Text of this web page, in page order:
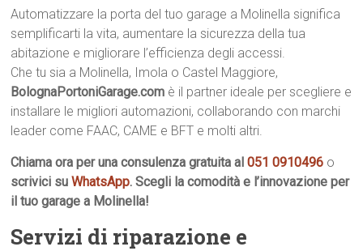
Automatizzare la porta del tuo garage a Molinella significa
semplificarti la vita, aumentare la sicurezza della tua
abitazione e migliorare l’efficienza degli accessi.
Che tu sia a Molinella, Imola o Castel Maggiore,
BolognaPortoniGarage.com è il partner ideale per scegliere e
installare le migliori automazioni, collaborando con marchi
leader come FAAC, CAME e BFT e molti altri.
Chiama ora per una consulenza gratuita al051 0910496 o
scrivici suWhatsApp. Scegli la comodità e l’innovazione per
il tuo garage a Molinella!
Servizi di riparazione e